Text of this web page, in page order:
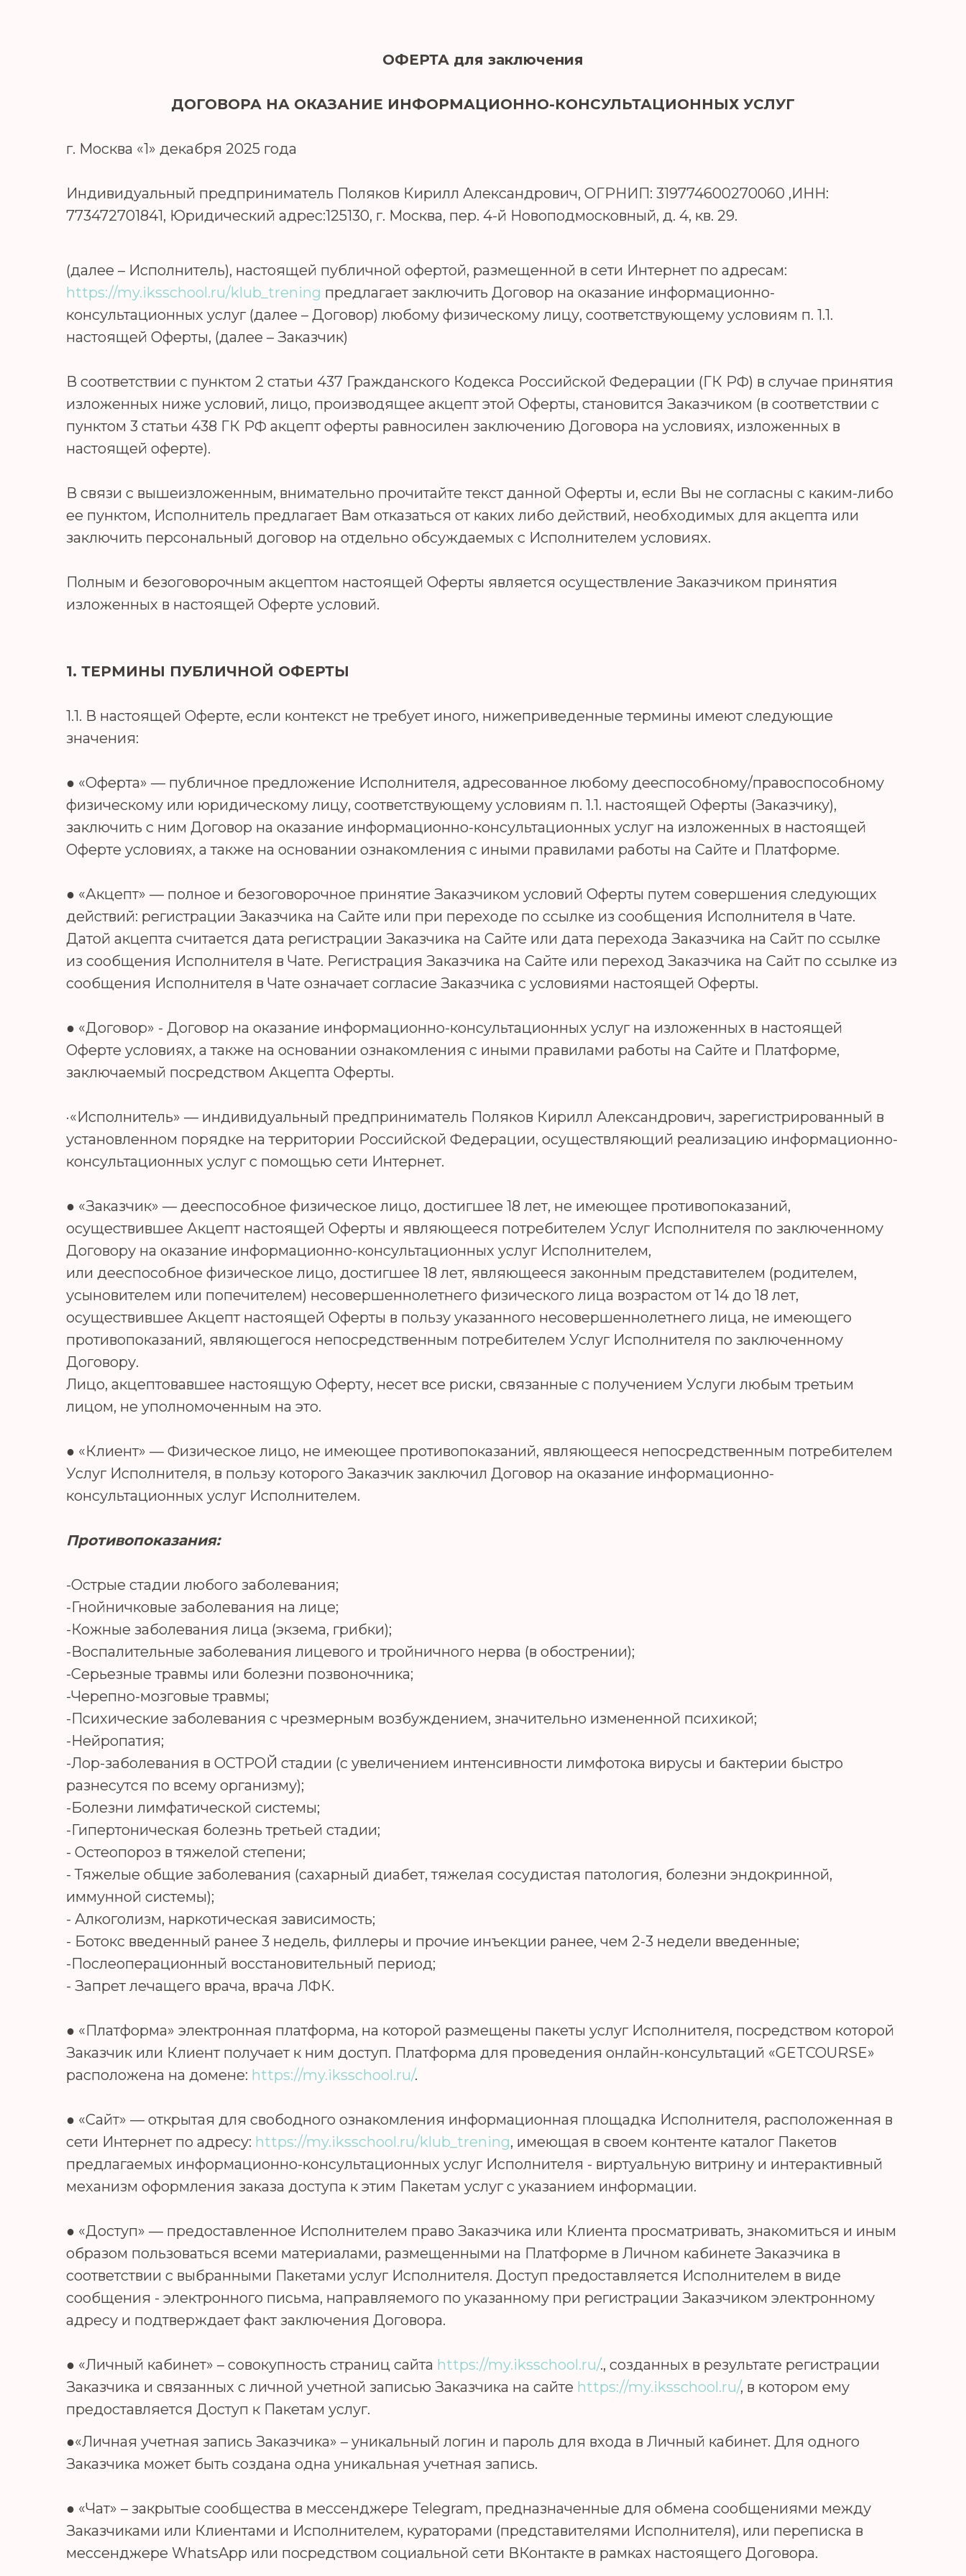
ОФЕРТА для заключения
ДОГОВОРА НА ОКАЗАНИЕ ИНФОРМАЦИОННО-КОНСУЛЬТАЦИОННЫХ УСЛУГ
г. Москва «1» декабря 2025 года
Индивидуальный предприниматель Поляков Кирилл Александрович, ОГРНИП: 319774600270060 ,ИНН:
773472701841, Юридический адрес:125130, г. Москва, пер. 4-й Новоподмосковный, д. 4, кв. 29.
(далее – Исполнитель), настоящей публичной офертой, размещенной в сети Интернет по адресам:
https://my.iksschool.ru/klub_trening предлагает заключить Договор на оказание информационно-
консультационных услуг (далее – Договор) любому физическому лицу, соответствующему условиям п. 1.1.
настоящей Оферты, (далее – Заказчик)
В соответствии с пунктом 2 статьи 437 Гражданского Кодекса Российской Федерации (ГК РФ) в случае принятия
изложенных ниже условий, лицо, производящее акцепт этой Оферты, становится Заказчиком (в соответствии с
пунктом 3 статьи 438 ГК РФ акцепт оферты равносилен заключению Договора на условиях, изложенных в
настоящей оферте).
В связи с вышеизложенным, внимательно прочитайте текст данной Оферты и, если Вы не согласны с каким-либо
ее пунктом, Исполнитель предлагает Вам отказаться от каких либо действий, необходимых для акцепта или
заключить персональный договор на отдельно обсуждаемых с Исполнителем условиях.
Полным и безоговорочным акцептом настоящей Оферты является осуществление Заказчиком принятия
изложенных в настоящей Оферте условий.
1. ТЕРМИНЫ ПУБЛИЧНОЙ ОФЕРТЫ
1.1. В настоящей Оферте, если контекст не требует иного, нижеприведенные термины имеют следующие
значения:
● «Оферта» — публичное предложение Исполнителя, адресованное любому дееспособному/правоспособному
физическому или юридическому лицу, соответствующему условиям п. 1.1. настоящей Оферты (Заказчику),
заключить с ним Договор на оказание информационно-консультационных услуг на изложенных в настоящей
Оферте условиях, а также на основании ознакомления с иными правилами работы на Сайте и Платформе.
● «Акцепт» — полное и безоговорочное принятие Заказчиком условий Оферты путем совершения следующих
действий: регистрации Заказчика на Сайте или при переходе по ссылке из сообщения Исполнителя в Чате.
Датой акцепта считается дата регистрации Заказчика на Сайте или дата перехода Заказчика на Сайт по ссылке
из сообщения Исполнителя в Чате. Регистрация Заказчика на Сайте или переход Заказчика на Сайт по ссылке из
сообщения Исполнителя в Чате означает согласие Заказчика с условиями настоящей Оферты.
● «Договор» - Договор на оказание информационно-консультационных услуг на изложенных в настоящей
Оферте условиях, а также на основании ознакомления с иными правилами работы на Сайте и Платформе,
заключаемый посредством Акцепта Оферты.
·«Исполнитель» — индивидуальный предприниматель Поляков Кирилл Александрович, зарегистрированный в
установленном порядке на территории Российской Федерации, осуществляющий реализацию информационно-
консультационных услуг с помощью сети Интернет.
● «Заказчик» — дееспособное физическое лицо, достигшее 18 лет, не имеющее противопоказаний,
осуществившее Акцепт настоящей Оферты и являющееся потребителем Услуг Исполнителя по заключенному
Договору на оказание информационно-консультационных услуг Исполнителем,
или дееспособное физическое лицо, достигшее 18 лет, являющееся законным представителем (родителем,
усыновителем или попечителем) несовершеннолетнего физического лица возрастом от 14 до 18 лет,
осуществившее Акцепт настоящей Оферты в пользу указанного несовершеннолетнего лица, не имеющего
противопоказаний, являющегося непосредственным потребителем Услуг Исполнителя по заключенному
Договору.
Лицо, акцептовавшее настоящую Оферту, несет все риски, связанные с получением Услуги любым третьим
лицом, не уполномоченным на это.
● «Клиент» — Физическое лицо, не имеющее противопоказаний, являющееся непосредственным потребителем
Услуг Исполнителя, в пользу которого Заказчик заключил Договор на оказание информационно-
консультационных услуг Исполнителем.
Противопоказания:
-Острые стадии любого заболевания;
-Гнойничковые заболевания на лице;
-Кожные заболевания лица (экзема, грибки);
-Воспалительные заболевания лицевого и тройничного нерва (в обострении);
-Серьезные травмы или болезни позвоночника;
-Черепно-мозговые травмы;
-Психические заболевания с чрезмерным возбуждением, значительно измененной психикой;
-Нейропатия;
-Лор-заболевания в ОСТРОЙ стадии (с увеличением интенсивности лимфотока вирусы и бактерии быстро
разнесутся по всему организму);
-Болезни лимфатической системы;
-Гипертоническая болезнь третьей стадии;
- Остеопороз в тяжелой степени;
- Тяжелые общие заболевания (сахарный диабет, тяжелая сосудистая патология, болезни эндокринной,
иммунной системы);
- Алкоголизм, наркотическая зависимость;
- Ботокс введенный ранее 3 недель, филлеры и прочие инъекции ранее, чем 2-3 недели введенные;
-Послеоперационный восстановительный период;
- Запрет лечащего врача, врача ЛФК.
● «Платформа» электронная платформа, на которой размещены пакеты услуг Исполнителя, посредством которой
Заказчик или Клиент получает к ним доступ. Платформа для проведения онлайн-консультаций «GETCOURSE»
расположена на домене: https://my.iksschool.ru/.
● «Сайт» — открытая для свободного ознакомления информационная площадка Исполнителя, расположенная в
сети Интернет по адресу: https://my.iksschool.ru/klub_trening, имеющая в своем контенте каталог Пакетов
предлагаемых информационно-консультационных услуг Исполнителя - виртуальную витрину и интерактивный
механизм оформления заказа доступа к этим Пакетам услуг с указанием информации.
● «Доступ» — предоставленное Исполнителем право Заказчика или Клиента просматривать, знакомиться и иным
образом пользоваться всеми материалами, размещенными на Платформе в Личном кабинете Заказчика в
соответствии с выбранными Пакетами услуг Исполнителя. Доступ предоставляется Исполнителем в виде
сообщения - электронного письма, направляемого по указанному при регистрации Заказчиком электронному
адресу и подтверждает факт заключения Договора.
● «Личный кабинет» – совокупность страниц сайта https://my.iksschool.ru/., созданных в результате регистрации
Заказчика и связанных с личной учетной записью Заказчика на сайте https://my.iksschool.ru/, в котором ему
предоставляется Доступ к Пакетам услуг.
●«Личная учетная запись Заказчика» – уникальный логин и пароль для входа в Личный кабинет. Для одного
Заказчика может быть создана одна уникальная учетная запись.
● «Чат» – закрытые сообщества в мессенджере Telegram, предназначенные для обмена сообщениями между
Заказчиками или Клиентами и Исполнителем, кураторами (представителями Исполнителя), или переписка в
мессенджере WhatsApp или посредством социальной сети ВКонтакте в рамках настоящего Договора.